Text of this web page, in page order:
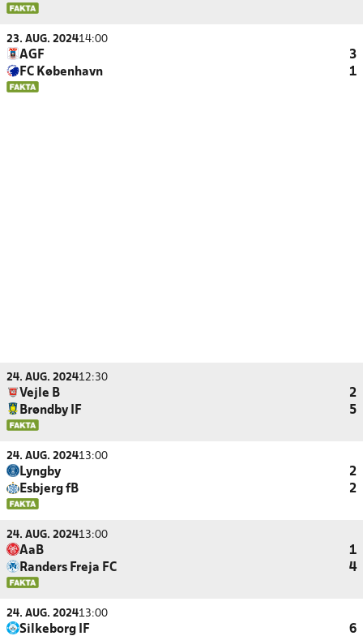
23. AUG. 202414:00
AGF
3
FC København
1
24. AUG. 202412:30
Vejle B
2
Brøndby IF
5
24. AUG. 202413:00
Lyngby
2
Esbjerg fB
2
24. AUG. 202413:00
AaB
1
Randers Freja FC
4
24. AUG. 202413:00
Silkeborg IF
6